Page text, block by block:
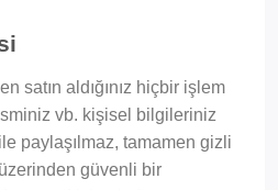
satın aldığınız hiçbir işlem
vb. kişisel bilgileriniz
paylaşılmaz, tamamen gizli
güvenli bir